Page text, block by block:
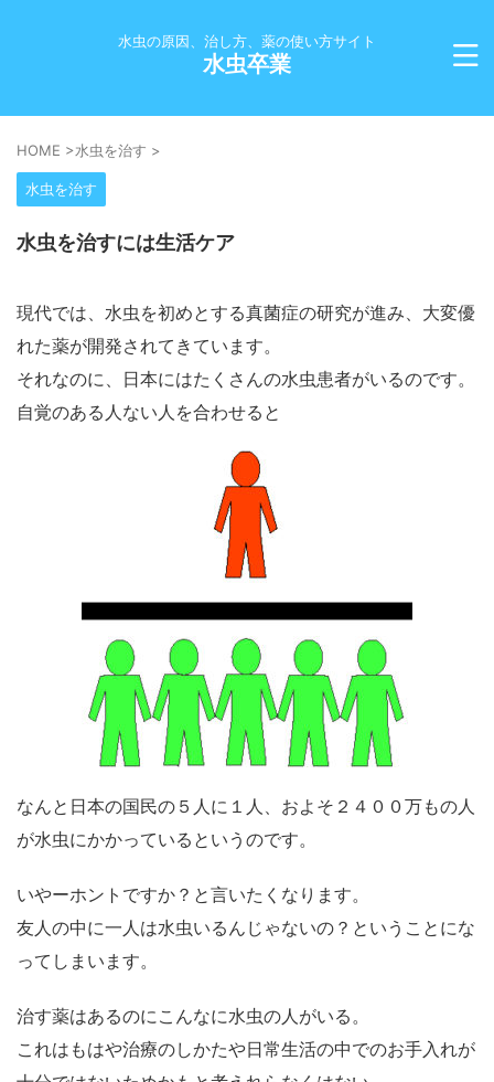
水虫の原因、治し方、薬の使い方サイト
水虫卒業
HOME >水虫を治す >
水虫を治す
水虫を治すには生活ケア
現代では、水虫を初めとする真菌症の研究が進み、大変優
れた薬が開発されてきています。
それなのに、日本にはたくさんの水虫患者がいるのです。
自覚のある人ない人を合わせると
なんと日本の国民の５人に１人、およそ２４００万もの人
が水虫にかかっているというのです。
いやーホントですか？と言いたくなります。
友人の中に一人は水虫いるんじゃないの？ということにな
ってしまいます。
治す薬はあるのにこんなに水虫の人がいる。
これはもはや治療のしかたや日常生活の中でのお手入れが